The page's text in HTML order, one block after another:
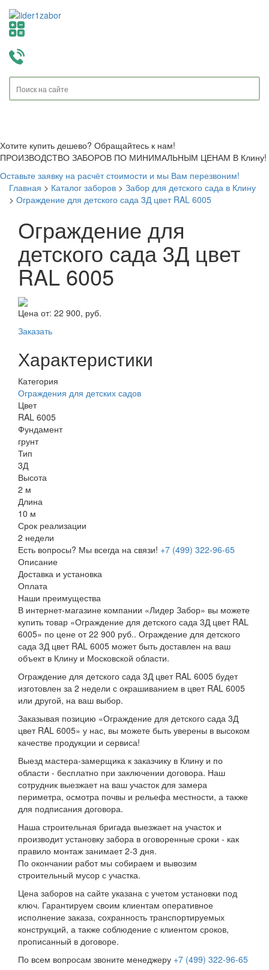
Хотите купить дешево? Обращайтесь к нам!
ПРОИЗВОДСТВО ЗАБОРОВ ПО МИНИМАЛЬНЫМ ЦЕНАМ В Клину!
Оставьте заявку на расчёт стоимости и мы Вам перезвоним!
Главная > Каталог заборов > Забор для детского сада в Клину
> Ограждение для детского сада 3Д цвет RAL 6005
Ограждение для
детского сада 3Д цвет
RAL 6005
Цена от: 22 900, руб.
Заказать
Характеристики
Категория
Ограждения для детских садов
Цвет
RAL 6005
Фундамент
грунт
Тип
3Д
Высота
2 м
Длина
10 м
Срок реализации
2 недели
Есть вопросы? Мы всегда на связи! +7 (499) 322-96-65
Описание
Доставка и установка
Оплата
Наши преимущества
В интернет-магазине компании «Лидер Забор» вы можете
купить товар «Ограждение для детского сада 3Д цвет RAL
6005» по цене от 22 900 руб.. Ограждение для детского
сада 3Д цвет RAL 6005 может быть доставлен на ваш
объект в Клину и Московской области.
Ограждение для детского сада 3Д цвет RAL 6005 будет
изготовлен за 2 недели с окрашиванием в цвет RAL 6005
или другой, на ваш выбор.
Заказывая позицию «Ограждение для детского сада 3Д
цвет RAL 6005» у нас, вы можете быть уверены в высоком
качестве продукции и сервиса!
Выезд мастера-замерщика к заказчику в Клину и по
области - бесплатно при заключении договора. Наш
сотрудник выезжает на ваш участок для замера
периметра, осмотра почвы и рельефа местности, а также
для подписания договора.
Наша строительная бригада выезжает на участок и
производит установку забора в оговоренные сроки - как
правило монтаж занимает 2-3 дня.
По окончании работ мы собираем и вывозим
строительный мусор с участка.
Цена заборов на сайте указана с учетом установки под
ключ. Гарантируем своим клиентам оперативное
исполнение заказа, сохранность транспортируемых
конструкций, а также соблюдение с клиентом сроков,
прописанный в договоре.
По всем вопросам звоните менеджеру +7 (499) 322-96-65